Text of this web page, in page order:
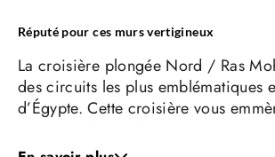
Réputé pour ces murs vertigineux
La croisière plongée Nord / Ras
des circuits les plus emblématiques
d’Égypte. Cette croisière vous
découvrirez des sites de plongée